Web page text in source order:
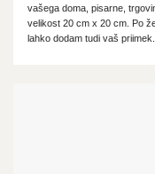
vašega doma, pisarne,
velikost 20 cm x 20 cm. Po
lahko dodam tudi vaš priimek.